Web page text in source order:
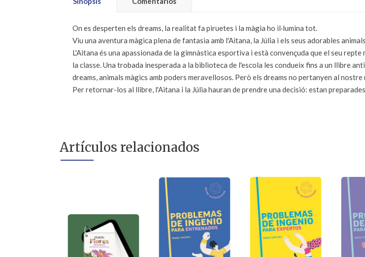
On es desperten els dreams, la realitat fa piruetes i la màgia ho il·lumina tot.
Viu una aventura màgica plena de fantasia amb l'Aitana, la Júlia i els seus adorables
L'Aitana és una apassionada de la gimnàstica esportiva i està convençuda que el seu
la classe. Una trobada inesperada a la biblioteca de l'escola les condueix fins a un llibre
dreams, animals màgics amb poders meravellosos. Però els dreams no pertanyen al
Per retornar-los al llibre, l'Aitana i la Júlia hauran de prendre una decisió: estan
Artículos relacionados